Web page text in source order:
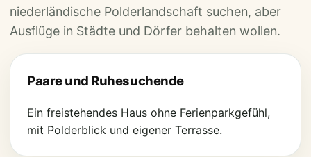
niederländische Polderlandschaft suchen, aber
Ausflüge in Städte und Dörfer behalten wollen.
Paare und Ruhesuchende
Ein freistehendes Haus ohne Ferienparkgefühl,
mit Polderblick und eigener Terrasse.